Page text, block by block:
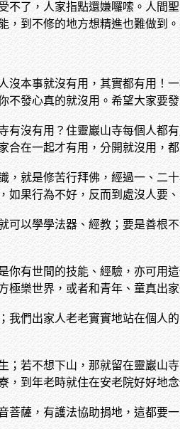
不了，人家指點還嫌囉嗦。人
到不修的地方想精進也難做到。
本事就沒有用，其實都有用！
發心真的就沒用。希望大家要
沒有用？住靈巖山寺每個人都
合在一起才有用，分開就沒用，
，就是修苦行拜佛，經過一、
如果行為不好，反而到處沒人要
可以學學法器、經教；要是善
有世間的技能、經驗，亦可用
極樂世界，或者和青年、童真出家
我們出家人老老實實地站在個人
；若不想下山，那就留在靈巖山
到年老時就住在安老院好好地
菩薩，有護法協助捐地，這都要